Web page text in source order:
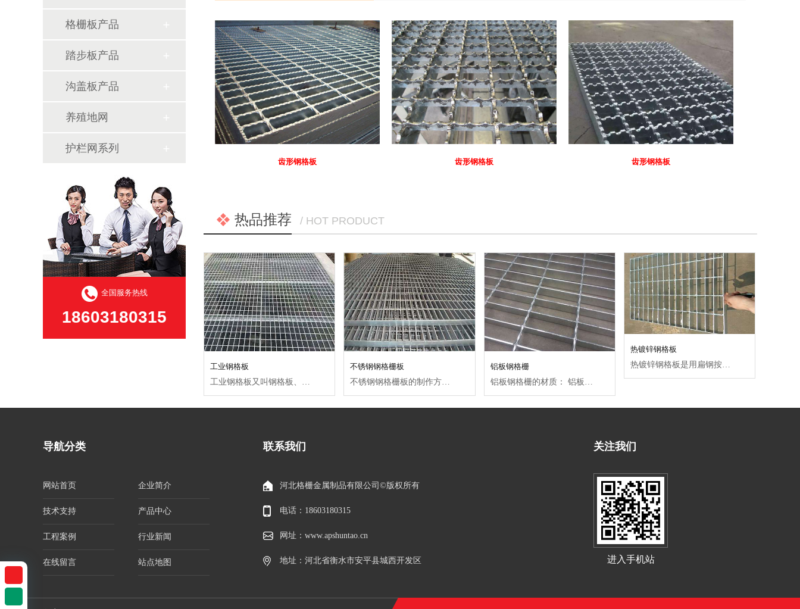
齿形钢格板 齿形钢格板 齿形钢格板
热品推荐 / HOT PRODUCT
工业钢格板
工业钢格板又叫钢格板、钢格栅、格栅板、钢格栅板。因地域性差异，北方人习惯称为钢格板，南方人习惯叫工业钢格板，是用扁...
不锈钢钢格栅板
铝板钢格栅
热镀锌钢格板
热镀锌钢格板是用扁钢按照一定的间距和横杆进行交叉排列，并且焊接成中间带有方形格子的一种钢格栅板制品，高强度，轻结构...
格栅板产品
踏步板产品
沟盖板产品
养殖地网
护栏网系列
全国服务热线
18603180315
导航分类
网站首页 企业简介
技术支持 产品中心
工程案例 行业新闻
在线留言 站点地图
联系我们
河北格栅金属制品有限公司©版权所有
电话：18603180315
网址：www.apshuntao.cn
地址：河北省衡水市安平县城西开发区
关注我们
进入手机站